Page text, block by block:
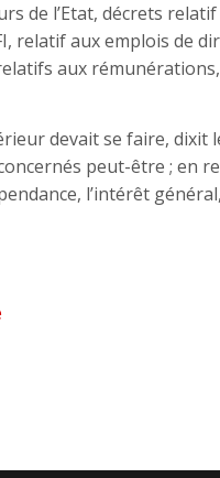
de l’Etat, décrets relatif
relatif aux emplois de
aux
devait se faire, dixit
peut-être ; en
l’intérêt